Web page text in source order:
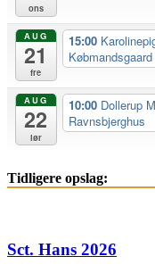
ons
AUG
21
fre
15:00
Købmandsgaard
AUG
22
lør
10:00 Dollerup
Ravnsbjerghus
Tidligere opslag:
Sct. Hans 2026